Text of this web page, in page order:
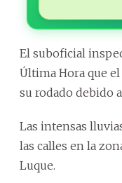
El suboficial
Última Hora que
su rodado debido
Las intensas
las calles en la
Luque.